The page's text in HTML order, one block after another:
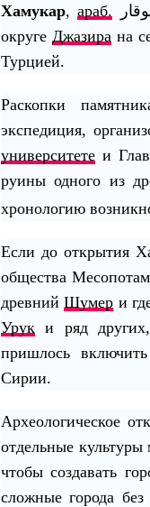
Хамукар,араб.
округе Джазира на
Турцией.
Раскопки
экспедиция,
университете и
руины одного из
хронологию
Если до открытия
общества
древнийШумер и
Урук и ряд
пришлось
Сирии.
Археологическое
отдельные культуры
чтобы создавать
сложные города